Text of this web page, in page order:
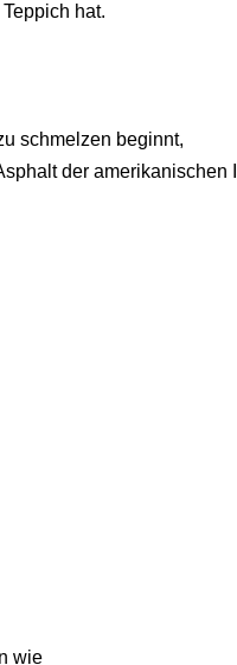
Teppich hat.
schmelzen beginnt,
der amerikanischen
wie